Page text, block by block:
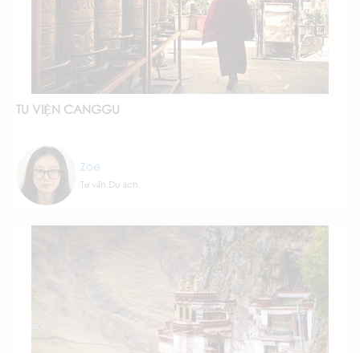
TU VIỆN CANGGU
Zoe
Tư vấn Du lịch